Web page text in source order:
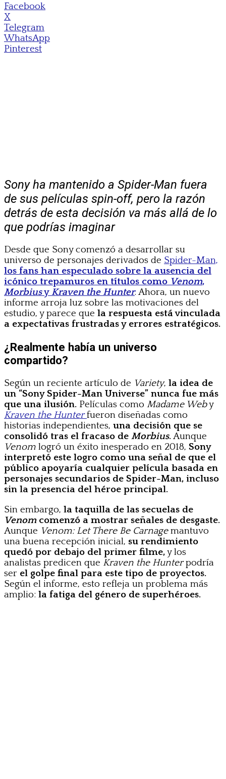
Facebook
X
Telegram
WhatsApp
Pinterest
Sony ha mantenido a Spider-Man fuera
de sus películas spin-off, pero la razón
detrás de esta decisión va más allá de lo
que podrías imaginar
Desde que Sony comenzó a desarrollar su
universo de personajes derivados de Spider-Man,
los fans han especulado sobre la ausencia del
icónico trepamuros en títulos como Venom,
Morbiusy Kraven the Hunter. Ahora, un nuevo
informe arroja luz sobre las motivaciones del
estudio, y parece que la respuesta está vinculada
a expectativas frustradas y errores estratégicos.
¿Realmente había un universo
compartido?
Según un reciente artículo de Variety, la idea de
un “Sony Spider-Man Universe” nunca fue más
que una ilusión. Películas como Madame Weby
Kraven the Hunter fueron diseñadas como
historias independientes, una decisión que se
consolidó tras el fracaso de Morbius.Aunque
Venom logró un éxito inesperado en 2018, Sony
interpretó este logro como una señal de que el
público apoyaría cualquier película basada en
personajes secundarios de Spider-Man, incluso
sin la presencia del héroe principal.
Sin embargo, la taquilla de las secuelas de
Venomcomenzó a mostrar señales de desgaste.
Aunque Venom: Let There Be Carnagemantuvo
una buena recepción inicial, su rendimiento
quedó por debajo del primer filme,y los
analistas predicen que Kraven the Hunterpodría
ser el golpe final para este tipo de proyectos.
Según el informe, esto refleja un problema más
amplio: la fatiga del género de superhéroes.